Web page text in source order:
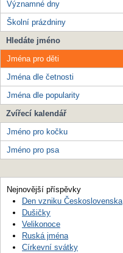
Významné dny
Školní prázdniny
Hledáte jméno
Jména pro děti
Jména dle četnosti
Jména dle popularity
Zvířecí kalendář
Jméno pro kočku
Jméno pro psa
Nejnovější příspěvky
Den vzniku Československa
Dušičky
Velikonoce
Ruská jména
Církevní svátky